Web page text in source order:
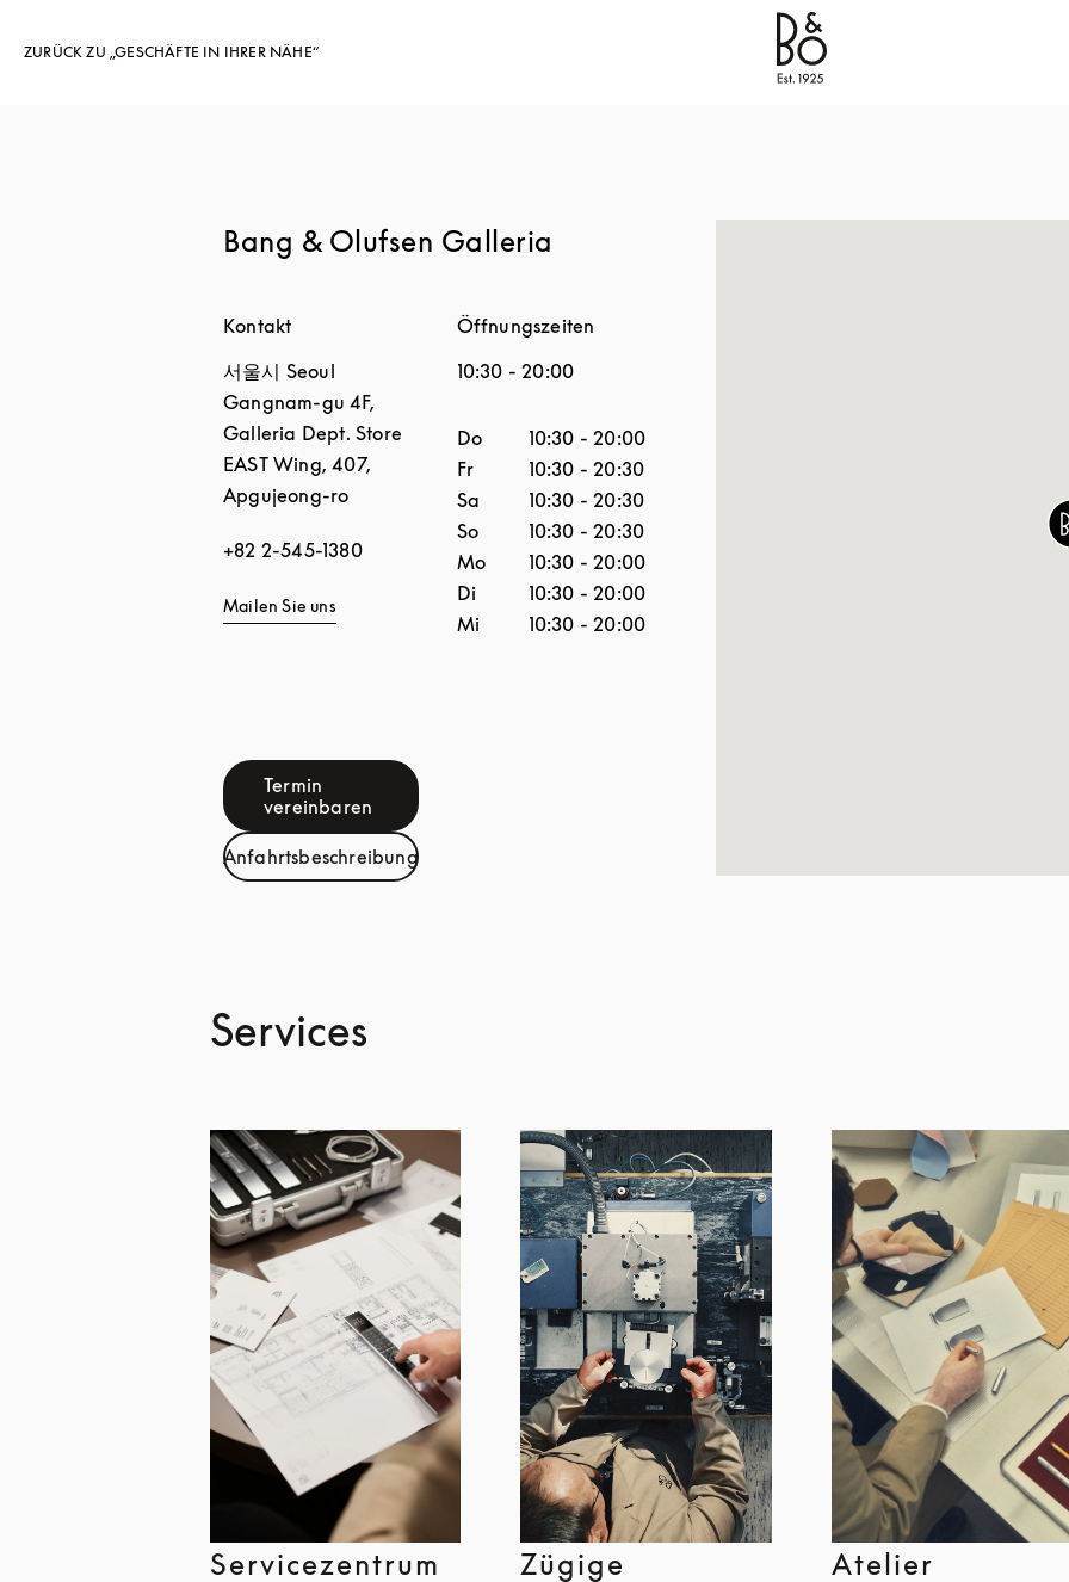
ZURÜCK ZU „GESCHÄFTE IN IHRER NÄHE“
Bang & Olufsen - Exist to Create
Bang & Olufsen Galleria
Kontakt
서울시 Seoul
Gangnam-gu 4F,
Galleria Dept. Store
EAST Wing, 407,
Apgujeong-ro
+82 2-545-1380
Mailen Sie uns
Termin
vereinbarenLink Opens in New Tab
Anfahrtsbeschreibung
Link Opens in New Tab
Öffnungszeiten
10:30 -20:00
WochentagStunden
Do 10:30 -20:00
Fr
10:30 -20:30
Sa
10:30 -20:30
So
10:30 -20:30
Mo
10:30 -20:00
Di
10:30 -20:00
Mi
10:30 -20:00
Services
Servicezentrum
Zügige
Atelier